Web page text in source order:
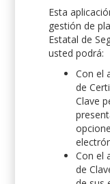
Esta
gestión de
Estatal de
usted podrá:
Con el
de
Clave
Con el
de